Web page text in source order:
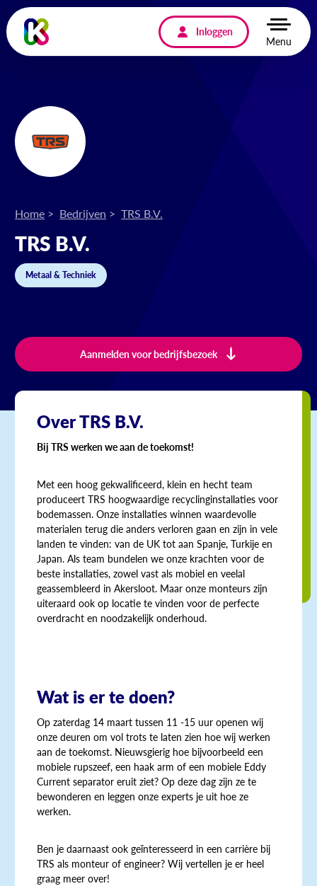
Inloggen
Menu
Home Bedrijven TRS B.V.
TRS B.V.
Metaal & Techniek
Aanmelden voor bedrijfsbezoek
Over TRS B.V.
Bij TRS werken we aan de toekomst!
Met een hoog gekwalificeerd, klein en hecht team
produceert TRS hoogwaardige recyclinginstallaties voor
bodemassen. Onze installaties winnen waardevolle
materialen terug die anders verloren gaan en zijn in vele
landen te vinden: van de UK tot aan Spanje, Turkije en
Japan. Als team bundelen we onze krachten voor de
beste installaties, zowel vast als mobiel en veelal
geassembleerd in Akersloot. Maar onze monteurs zijn
uiteraard ook op locatie te vinden voor de perfecte
overdracht en noodzakelijk onderhoud.
Wat is er te doen?
Op zaterdag 14 maart tussen 11 -15 uur openen wij
onze deuren om vol trots te laten zien hoe wij werken
aan de toekomst. Nieuwsgierig hoe bijvoorbeeld een
mobiele rupszeef, een haak arm of een mobiele Eddy
Current separator eruit ziet? Op deze dag zijn ze te
bewonderen en leggen onze experts je uit hoe ze
werken.
Ben je daarnaast ook geïnteresseerd in een carrière bij
TRS als monteur of engineer? Wij vertellen je er heel
graag meer over!